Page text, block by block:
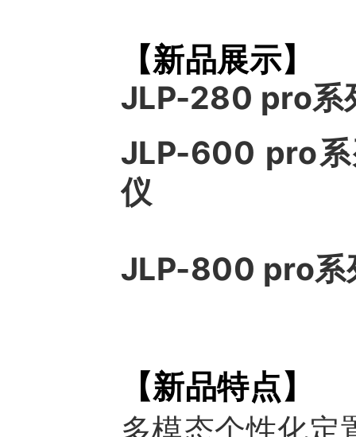
【新品展示】
JLP-280 pro系
JLP-600 pro
仪
JLP-800 pro
【新品特点】